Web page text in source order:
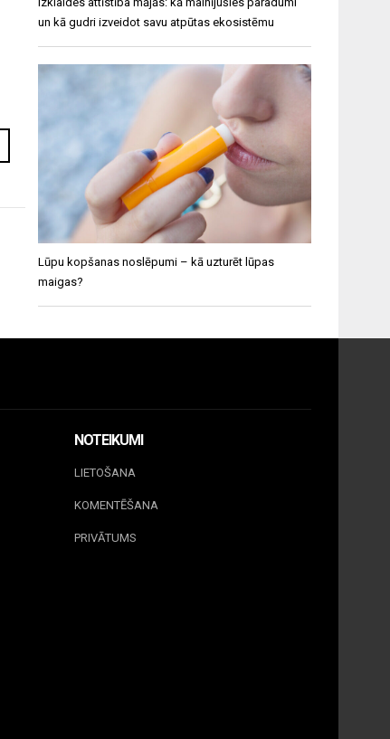
un kā gudri izveidot savu atpūtas ekosistēmu
Lūpu kopšanas noslēpumi – kā uzturēt lūpas
maigas?
NOTEIKUMI
LIETOŠANA
KOMENTĒŠANA
PRIVĀTUMS